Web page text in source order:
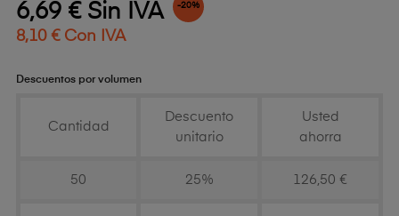
6,69 € Sin IVA -20%
8,10 € Con IVA
Descuentos por volumen
Cantidad
Descuento
unitario
Usted
ahorra
50 25% 126,50 €